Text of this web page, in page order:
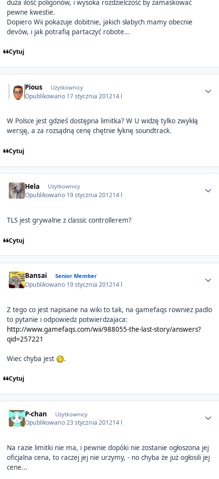
duża ilość poligonów, i wysoka rozdzielczość by zamaskować
pewne kwestie.
Dopiero Wii pokazuje dobitnie, jakich słabych mamy obecnie
devów, i jak potrafią partaczyć robote...
Cytuj
Pious Użytkownicy
Opublikowano 17 stycznia 201214 l
W Polsce jest gdzieś dostępna limitka? W U widzę tylko zwykłą
wersję, a za rozsądną cenę chętnie łyknę soundtrack.
Cytuj
Hela Użytkownicy
Opublikowano 19 stycznia 201214 l
TLS jest grywalne z classic controllerem?
Cytuj
Bansai Senior Member
Opublikowano 19 stycznia 201214 l
Z tego co jest napisane na wiki to tak, na gamefaqs rowniez padlo
to pytanie i odpowiedz potwierdzajaca:
http://www.gamefaqs.com/wii/988055-the-last-story/answers?
qid=257221
Wiec chyba jest .
Cytuj
P-chan Użytkownicy
Opublikowano23 stycznia 201214 l
Na razie limitki nie ma, i pewnie dopóki nie zostanie ogłoszona jej
oficjalna cena, to raczej jej nie urzymy, - no chyba że już ogłosili jej
cene...